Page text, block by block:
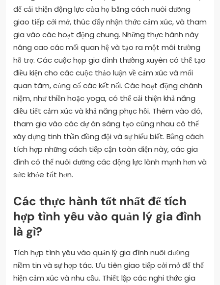
để cải thiện động lực của họ bằng cách nuôi dưỡng
giao tiếp cởi mở, thúc đẩy nhận thức cảm xúc, và tham
gia vào các hoạt động chung. Những thực hành này
nâng cao các mối quan hệ và tạo ra một môi trường
hỗ trợ. Các cuộc họp gia đình thường xuyên có thể tạo
điều kiện cho các cuộc thảo luận về cảm xúc và mối
quan tâm, củng cố các kết nối. Các hoạt động chánh
niệm, như thiền hoặc yoga, có thể cải thiện khả năng
điều tiết cảm xúc và khả năng phục hồi. Thêm vào đó,
tham gia vào các dự án sáng tạo cùng nhau có thể
xây dựng tinh thần đồng đội và sự hiểu biết. Bằng cách
tích hợp những cách tiếp cận toàn diện này, các gia
đình có thể nuôi dưỡng các động lực lành mạnh hơn và
sức khỏe tốt hơn.
Các thực hành tốt nhất để tích
hợp tình yêu vào quản lý gia đình
là gì?
Tích hợp tình yêu vào quản lý gia đình nuôi dưỡng
niềm tin và sự hợp tác. Ưu tiên giao tiếp cởi mở để thể
hiện cảm xúc và nhu cầu. Thiết lập các nghi thức gia